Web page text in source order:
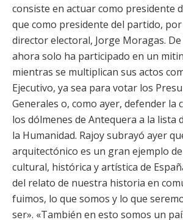
consiste en actuar como presidente
que como presidente del partido, por
director electoral, Jorge Moragas.
ahora solo ha participado en un
mientras se multiplican sus actos
Ejecutivo, ya sea para votar los
Generales o, como ayer, defender la
los dólmenes de Antequera a la lista
la Humanidad. Rajoy subrayó ayer
arquitectónico es un gran ejemplo
cultural, histórica y artística de
del relato de nuestra historia en
fuimos, lo que somos y lo que
ser». «También en esto somos un